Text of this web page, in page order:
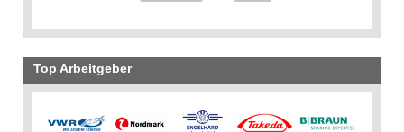
Top Arbeitgeber